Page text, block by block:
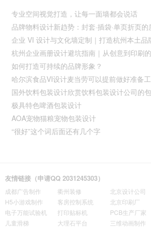
专业空间视觉打造，让每一面墙都会说话
如何打造可持续的品牌形象？
极具特色啤酒包装设计
AOA宠物猫粮宠物包装设计
“很好”这个词后面还有几个字
友情链接（申请QQ 2031245303）
成都广告制作 衢州装修 北京设计公司
H5小游戏制作
客房控制系统 北京印刷厂
电子万能试验机
打印贴标机 PCB生产厂家
儿童滑梯
大理石平台 三维动画制作